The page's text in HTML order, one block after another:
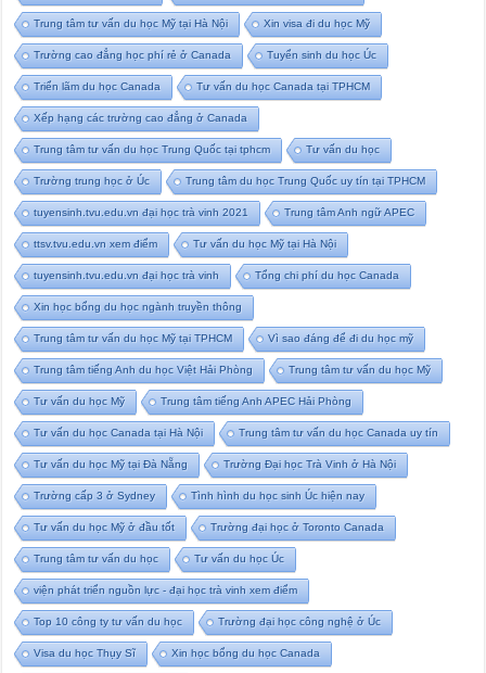
Trung tâm tư vấn du học Mỹ tại Hà Nội Xin visa đi du học Mỹ
Trường cao đẳng học phí rẻ ở Canada Tuyển sinh du học Úc
Triển lãm du học Canada Tư vấn du học Canada tại TPHCM
Xếp hạng các trường cao đẳng ở Canada
Trung tâm tư vấn du học Trung Quốc tại tphcm Tư vấn du học
Trường trung học ở Úc Trung tâm du học Trung Quốc uy tín tại TPHCM
tuyensinh.tvu.edu.vn đại học trà vinh 2021 Trung tâm Anh ngữ APEC
ttsv.tvu.edu.vn xem điểm Tư vấn du học Mỹ tại Hà Nội
tuyensinh.tvu.edu.vn đại học trà vinh Tổng chi phí du học Canada
Xin học bổng du học ngành truyền thông
Trung tâm tư vấn du học Mỹ tại TPHCM Vì sao đáng để đi du học mỹ
Trung tâm tiếng Anh du học Việt Hải Phòng Trung tâm tư vấn du học Mỹ
Tư vấn du học Mỹ Trung tâm tiếng Anh APEC Hải Phòng
Tư vấn du học Canada tại Hà Nội Trung tâm tư vấn du học Canada uy tín
Tư vấn du học Mỹ tại Đà Nẵng Trường Đại học Trà Vinh ở Hà Nội
Trường cấp 3 ở Sydney Tình hình du học sinh Úc hiện nay
Tư vấn du học Mỹ ở đầu tốt Trường đại học ở Toronto Canada
Trung tâm tư vấn du học Tư vấn du học Úc
viện phát triển nguồn lực - đại học trà vinh xem điểm
Top 10 công ty tư vấn du học Trường đại học công nghệ ở Úc
Visa du học Thụy Sĩ Xin học bổng du học Canada